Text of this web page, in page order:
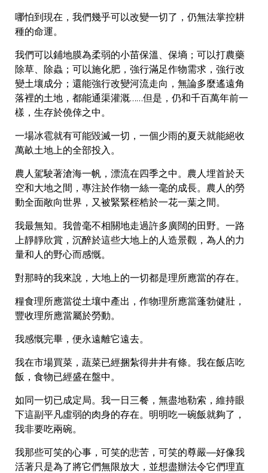
哪怕到現在，我們幾乎可以改變一切了，仍無法掌控耕
種的命運。
我們可以鋪地膜為柔弱的小苗保溫、保墒；可以打農藥
除草、除蟲；可以施化肥，強行滿足作物需求，強行改
變土壤成分；還能強行改變河流走向，無論多麼遙遠角
落裡的土地，都能通渠灌溉……但是，仍和千百萬年前一
樣，生存於僥倖之中。
一場冰雹就有可能毀滅一切，一個少雨的夏天就能絕收
萬畝土地上的全部投入。
農人駕駛著滄海一帆，漂流在四季之中。農人埋首於天
空和大地之間，專注於作物一絲一毫的成長。農人的勞
動全面敞向世界，又被緊緊桎梏於一花一葉之間。
我最無知。我曾毫不相關地走過許多廣闊的田野。一路
上靜靜欣賞，沉醉於這些大地上的人造景觀，為人的力
量和人的野心而感慨。
對那時的我來說，大地上的一切都是理所應當的存在。
糧食理所應當從土壤中產出，作物理所應當蓬勃健壯，
豐收理所應當屬於勞動。
我感慨完畢，便永遠離它遠去。
我在市場買菜，蔬菜已經捆紮得井井有條。我在飯店吃
飯，食物已經盛在盤中。
如同一切已成定局。我一日三餐，無盡地勒索，維持眼
下這副平凡虛弱的肉身的存在。明明吃一碗飯就夠了，
我非要吃兩碗。
我那些可笑的心事，可笑的悲苦，可笑的尊嚴—好像我
活著只是為了將它們無限放大，並想盡辦法令它們理直